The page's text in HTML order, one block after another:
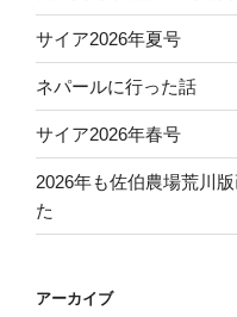
サイア2026年夏号
ネパールに行った話
サイア2026年春号
2026年も佐伯農場荒川
た
アーカイブ